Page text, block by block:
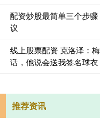
配资炒股最简单三个步
议
线上股票配资 克洛泽：
话，他说会送我签名球衣
推荐资讯